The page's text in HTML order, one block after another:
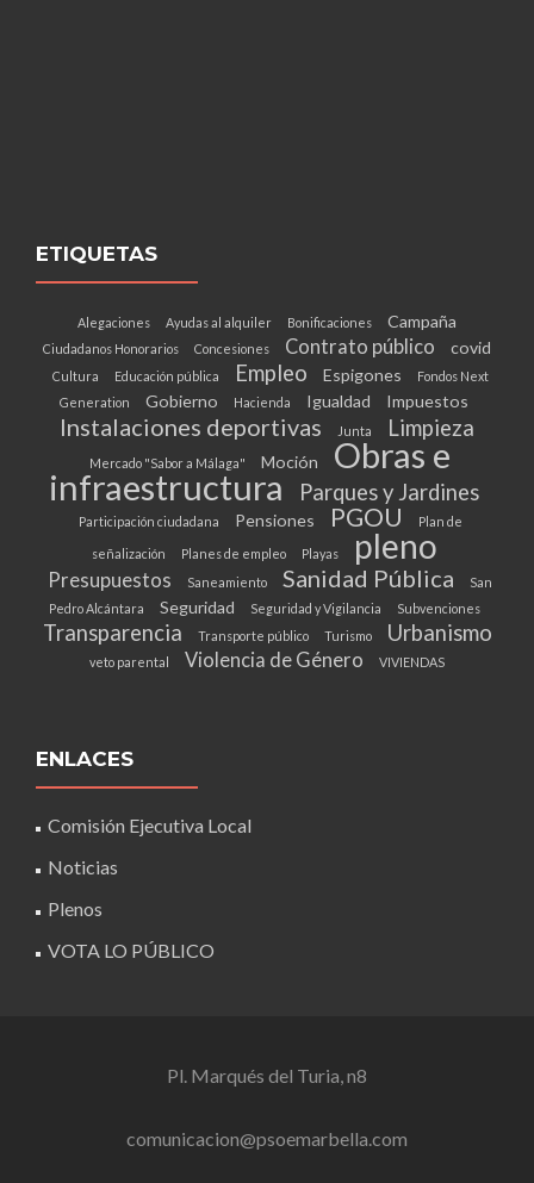
ETIQUETAS
Alegaciones Ayudas al alquiler Bonificaciones Campaña
Ciudadanos Honorarios Concesiones Contrato público covid
Cultura Educación pública Empleo Espigones
Fondos Next
Generation
Gobierno Hacienda Igualdad Impuestos
Instalaciones deportivas Junta Limpieza
Mercado "Sabor a Málaga" Moción Obras e
infraestructura Parques y Jardines
Participación ciudadana Pensiones PGOU Plan de
señalización Planes de empleo Playas pleno
Presupuestos Saneamiento Sanidad Pública
San
Pedro Alcántara
Seguridad Seguridad y Vigilancia Subvenciones
Transparencia Transporte público Turismo Urbanismo
veto parental Violencia de Género VIVIENDAS
ENLACES
Comisión Ejecutiva Local
Noticias
Plenos
VOTA LO PÚBLICO
Pl. Marqués del Turia, n8
comunicacion@psoemarbella.com